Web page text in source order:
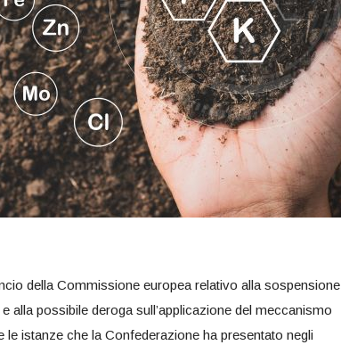
della Commissione europea relativo alla sospensione
alla possibile deroga sull’applicazione del meccanismo
istanze che la Confederazione ha presentato negli